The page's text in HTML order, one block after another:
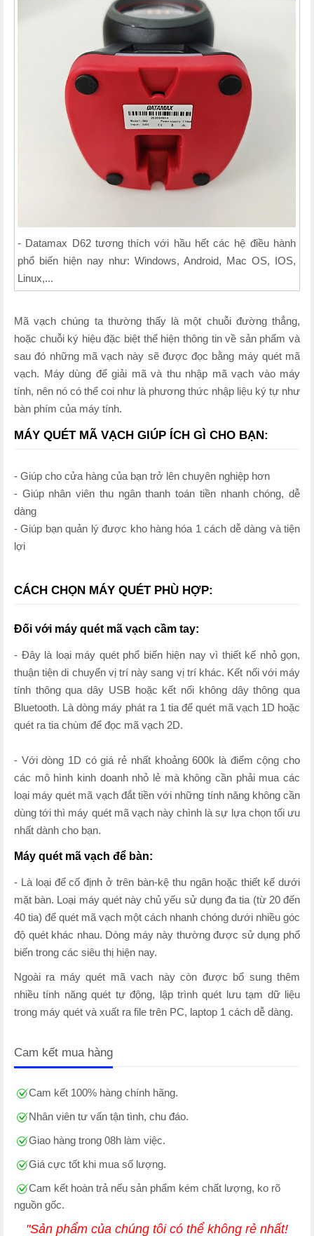
- Datamax D62 tương thích với hầu hết các hệ điều hành
phổ biến hiện nay như: Windows, Android, Mac OS, IOS,
Linux,...
Mã vạch chúng ta thường thấy là một chuỗi đường thẳng,
hoặc chuỗi ký hiệu đặc biệt thể hiện thông tin về sản phẩm và
sau đó những mã vạch này sẽ được đọc bằng máy quét mã
vạch. Máy dùng để giải mã và thu nhập mã vạch vào máy
tính, nên nó có thể coi như là phương thức nhập liệu ký tự như
bàn phím của máy tính.
MÁY QUÉT MÃ VẠCH GIÚP ÍCH GÌ CHO BẠN:
- Giúp cho cửa hàng của bạn trở lên chuyên nghiệp hơn
- Giúp nhân viên thu ngân thanh toán tiền nhanh chóng, dễ
dàng
- Giúp bạn quản lý được kho hàng hóa 1 cách dễ dàng và tiện
lợi
CÁCH CHỌN MÁY QUÉT PHÙ HỢP:
Đối với máy quét mã vạch cầm tay:
- Đây là loại máy quét phổ biến hiện nay vì thiết kế nhỏ gọn,
thuận tiện di chuyển vị trí này sang vị trí khác. Kết nối với máy
tính thông qua dây USB hoặc kết nối không dây thông qua
Bluetooth. Là dòng máy phát ra 1 tia để quét mã vạch 1D hoặc
quét ra tia chùm để đọc mã vạch 2D.
- Với dòng 1D có giá rẻ nhất khoảng 600k là điểm cộng cho
các mô hình kinh doanh nhỏ lẻ mà không cần phải mua các
loại máy quét mã vạch đắt tiền với những tính năng không cần
dùng tới thì máy quét mã vạch này chình là sự lựa chọn tối ưu
nhất dành cho bạn.
Máy quét mã vạch để bàn:
- Là loại để cố định ở trên bàn-kệ thu ngân hoặc thiết kế dưới
mặt bàn. Loại máy quét này chủ yếu sử dụng đa tia (từ 20 đến
40 tia) để quét mã vạch một cách nhanh chóng dưới nhiều góc
độ quét khác nhau. Dòng máy này thường được sử dụng phổ
biến trong các siêu thị hiện nay.
Ngoài ra máy quét mã vach này còn được bổ sung thêm
nhiều tính năng quét tự động, lập trình quét lưu tạm dữ liệu
trong máy quét và xuất ra file trên PC, laptop 1 cách dễ dàng.
Cam kết mua hàng
Cam kết 100% hàng chính hãng.
Nhân viên tư vấn tận tình, chu đáo.
Giao hàng trong 08h làm việc.
Giá cực tốt khi mua số lượng.
Cam kết hoàn trả nếu sản phẩm kém chất lượng, ko rõ
nguồn gốc.
"Sản phẩm của chúng tôi có thể không rẻ nhất!